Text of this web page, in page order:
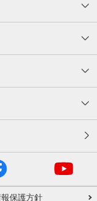
保護方針